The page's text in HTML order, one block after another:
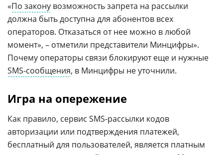
«По закону возможность запрета на рассылки
должна быть доступна для абонентов всех
операторов. Отказаться от нее можно в любой
момент», – отметили представители Минцифры».
Почему операторы связи блокируют еще и нужные
SMS-сообщения, в Минцифры не уточнили.
Игра на опережение
Как правило, сервис SMS-рассылки кодов
авторизации или подтверждения платежей,
бесплатный для пользователей, является платным